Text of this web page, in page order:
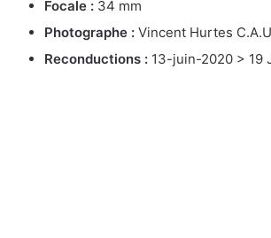
Focale : 34 mm
Photographe : Vincent Hurtes
Reconductions : 13-juin-2020 > 19